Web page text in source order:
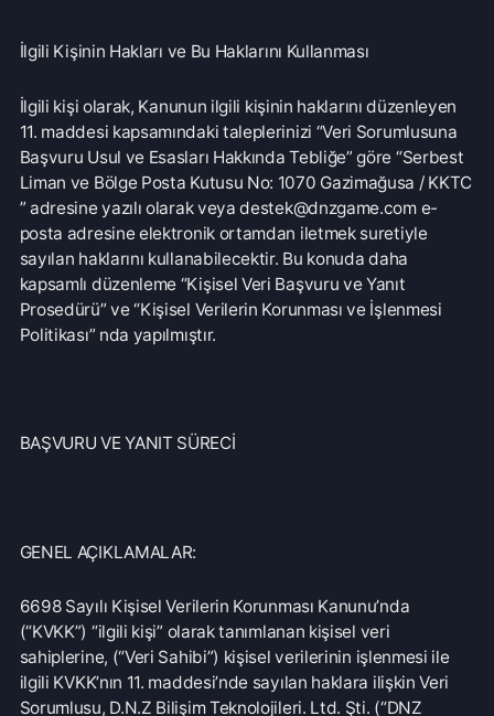
GENEL AÇIKLAMALAR:
(“KVKK”) “ilgili kişi” olarak tanımlanan kişisel veri
sahiplerine, (“Veri Sahibi”) kişisel verilerinin işlenmesi ile
ilgili KVKK’nın 11. maddesi’nde sayılan haklara ilişkin Veri
Sorumlusu, D.N.Z Bilişim Teknolojileri. Ltd. Şti. (“DNZ
GAME”), başvurma hakkı tanınmıştır. Bu haklara ilişkin
şirketimize yapılacak başvuruların, KVKK’nın 13.
maddesinin 1. fıkrası ve Veri Sorumlusuna Başvuru Usul ve
Esasları Hakkında Tebliğ’in ilgili hükümleri uyarınca yazılı
olarak veya elektronik ortamda ve aşağıda yer alan
yöntemlerle Şirketimize iletilmesi gerekmektedir.
yapılacak başvurularda, 10.03.2018 tarih, 30356 sayılı
Resmi Gazete’de yayımlanarak yürürlüğe giren Veri
5. maddesi uyarınca, veri sahibine ilişkin ad, soyad ve
başvuru yazılı ise imza, Türkiye Cumhuriyeti vatandaşları
için T.C. kimlik numarası, yabancılar için uyruğu, pasaport
numarası veya varsa kimlik numarası, tebligata esas
yerleşim yeri veya iş yeri adresi, varsa bildirime esas